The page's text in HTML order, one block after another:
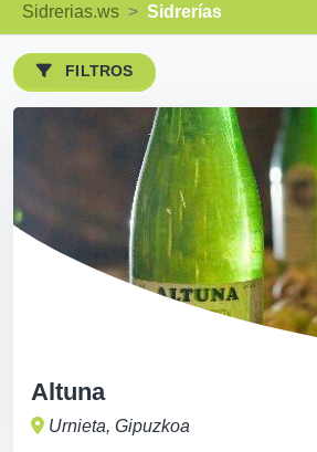
Sidrerias.ws Sidrerías
FILTROS
Altuna
Urnieta, Gipuzkoa